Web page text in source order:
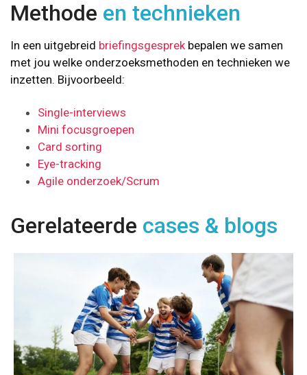
Methode en technieken
In een uitgebreid briefingsgesprek bepalen we samen
met jou welke onderzoeksmethoden en technieken we
inzetten. Bijvoorbeeld:
Single-interviews
Mini focusgroepen
Card sorting
Eye-tracking
Agile onderzoek/Scrum
Gerelateerde cases & blogs